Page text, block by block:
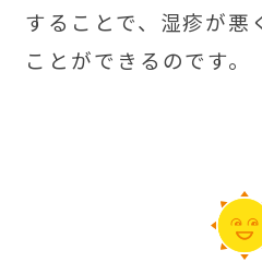
することで、湿疹が悪
ことができるのです。